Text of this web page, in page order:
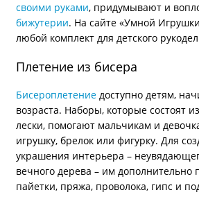
своими руками, придумывают и
бижутерии. На сайте «Умной
любой комплект для детского
Плетение из бисера
Бисероплетениедоступно детям,
возраста. Наборы, которые состоят
лески, помогают мальчикам и
игрушку, брелок или фигурку. Для
украшения интерьера –
вечного дерева – им дополнительно
пайетки, пряжа, проволока, гипс и